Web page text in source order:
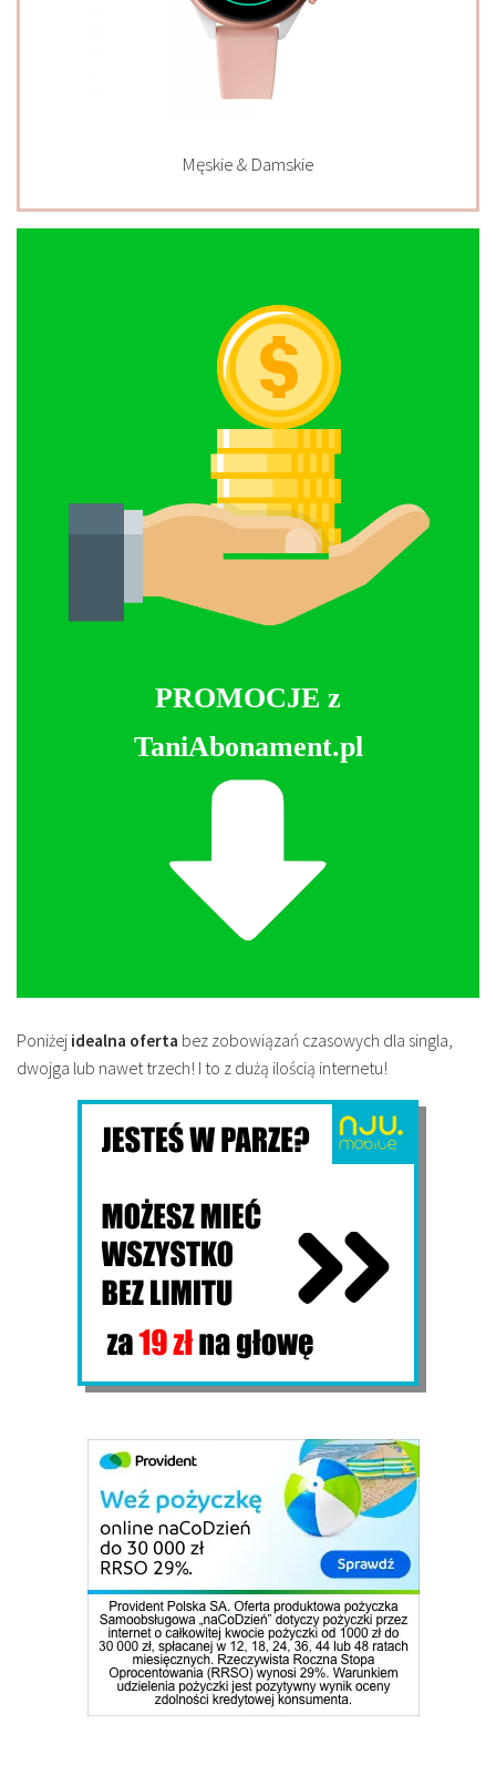
Męskie & Damskie
PROMOCJE z
TaniAbonament.pl
Poniżej idealna oferta bez zobowiązań czasowych dla singla,
dwojga lub nawet trzech! I to z dużą ilością internetu!